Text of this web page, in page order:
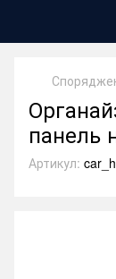
панель
Артикул: